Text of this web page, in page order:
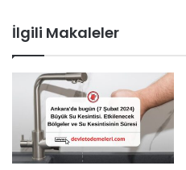
İlgili Makaleler